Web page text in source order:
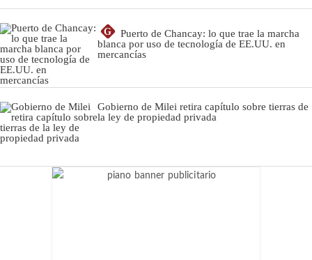
G
Puerto de Chancay: lo que trae la marcha
blanca por uso de tecnología de EE.UU. en
mercancías
Gobierno de Milei retira capítulo sobre tierras de
la ley de propiedad privada